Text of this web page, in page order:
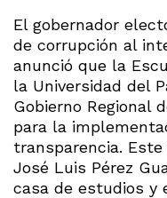
El gobernador
de corrupción al
anunció que la
la Universidad del
Gobierno Regional
para la
transparencia.
José Luis Pérez
casa de estudios y